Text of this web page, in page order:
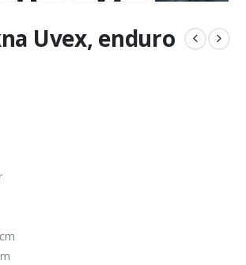
Uvex, enduro